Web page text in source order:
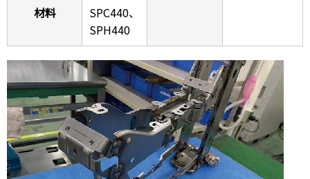
材料
SPC440、
SPH440